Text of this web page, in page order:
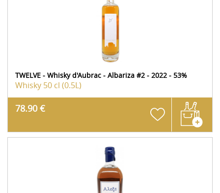
TWELVE - Whisky d'Aubrac - Albariza #2 - 2022 - 53%
Whisky 50 cl (0.5L)
78.90 €